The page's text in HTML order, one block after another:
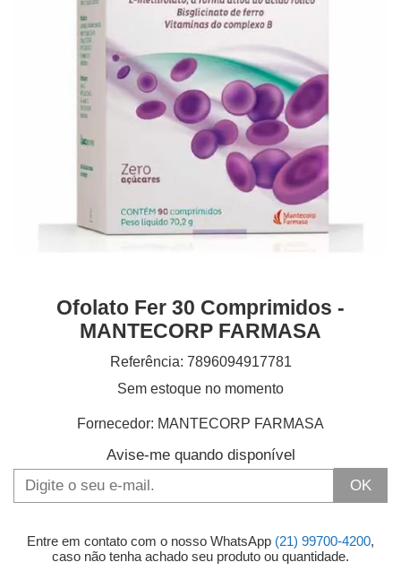
Ofolato Fer 30 Comprimidos -
MANTECORP FARMASA
Referência: 7896094917781
Sem estoque no momento
Fornecedor: MANTECORP FARMASA
Avise-me quando disponível
OK
Entre em contato com o nosso WhatsApp (21) 99700-4200,
caso não tenha achado seu produto ou quantidade.